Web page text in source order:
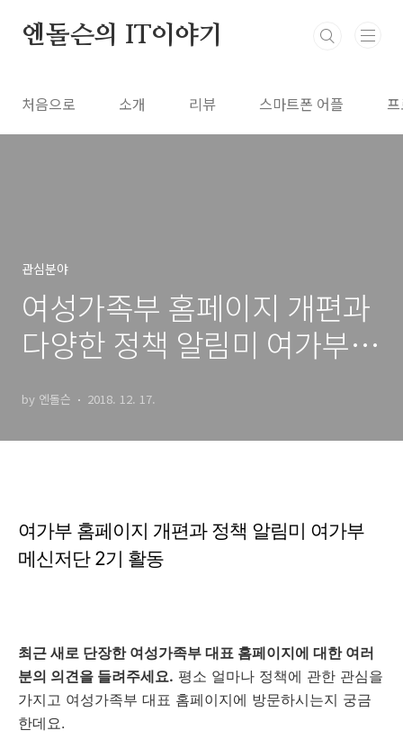
엔돌슨의 IT이야기
처음으로 소개 리뷰 스마트폰 어플
관심분야
여성가족부 홈페이지 개편과
다양한 정책 알림미 여가부
by 엔돌슨 2018. 12. 17.
여가부 홈페이지 개편과 정책 알림미 여가부
메신저단 2기 활동
최근 새로 단장한 여성가족부 대표 홈페이지에 대한 여러
분의 의견을 들려주세요. 평소 얼마나 정책에 관한 관심을
가지고 여성가족부 대표 홈페이지에 방문하시는지 궁금
한데요.